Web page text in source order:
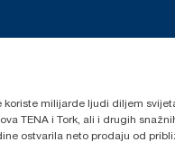
milijarde ljudi diljem
TENA i Tork, ali i drugih
ostvarila neto prodaju od